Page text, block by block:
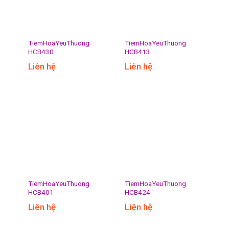
TiemHoaYeuThuong
HCB430
Liên hệ
TiemHoaYeuThuong
HCB413
Liên hệ
TiemHoaYeuThuong
HCB401
Liên hệ
TiemHoaYeuThuong
HCB424
Liên hệ